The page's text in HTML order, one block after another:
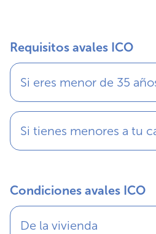
Requisitos avales ICO
Si eres menor de 35
Si tienes menores a tu
Condiciones avales ICO
De la vivienda